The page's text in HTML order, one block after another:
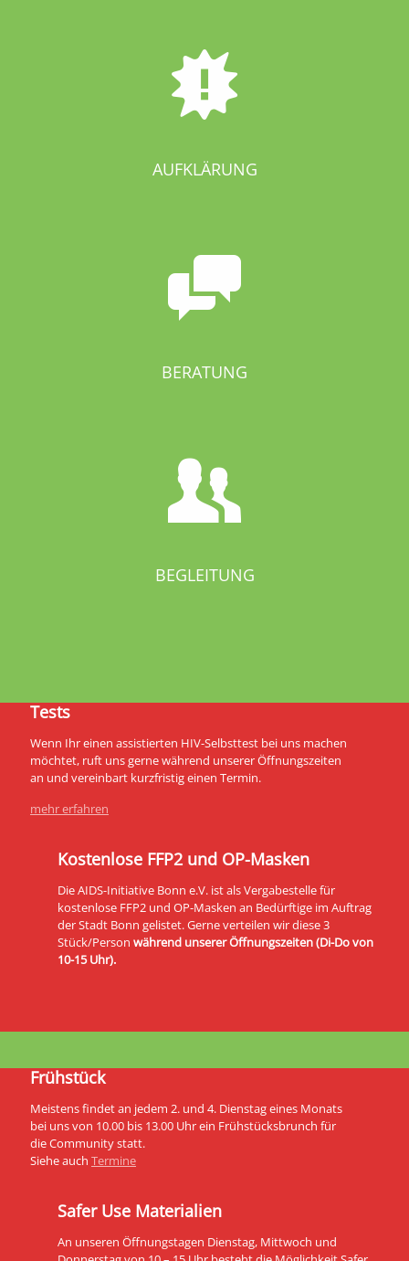
AUFKLÄRUNG
BERATUNG
BEGLEITUNG
Tests
Wenn Ihr einen assistierten HIV-Selbsttest bei uns machen
möchtet, ruft uns gerne während unserer Öffnungszeiten
an und vereinbart kurzfristig einen Termin.
mehr erfahren
Kostenlose FFP2 und OP-Masken
Die AIDS-Initiative Bonn e.V. ist als Vergabestelle für
kostenlose FFP2 und OP-Masken an Bedürftige im Auftrag
der Stadt Bonn gelistet. Gerne verteilen wir diese 3
Stück/Person während unserer Öffnungszeiten (Di-Do von
10-15 Uhr).
Frühstück
Meistens findet an jedem 2. und 4. Dienstag eines Monats
bei uns von 10.00 bis 13.00 Uhr ein Frühstücksbrunch für
die Community statt.
Siehe auch Termine
Safer Use Materialien
An unseren Öffnungstagen Dienstag, Mittwoch und